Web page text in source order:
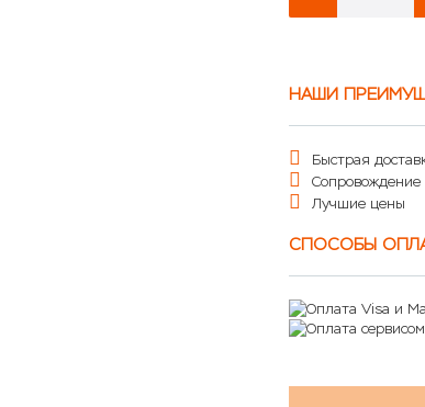
НАШИ
Быстрая
Сопровождение
Лучшие цены
СПОСОБЫ